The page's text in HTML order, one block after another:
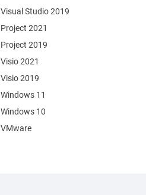
Visual Studio 2019
Project 2021
Project 2019
Visio 2021
Visio 2019
Windows 11
Windows 10
VMware